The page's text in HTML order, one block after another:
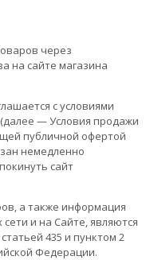
через
на сайте магазина
с условиями
— Условия продажи
публичной офертой
немедленно
сайт
а также информация
и на Сайте, являются
435 и пунктом 2
Федерации.